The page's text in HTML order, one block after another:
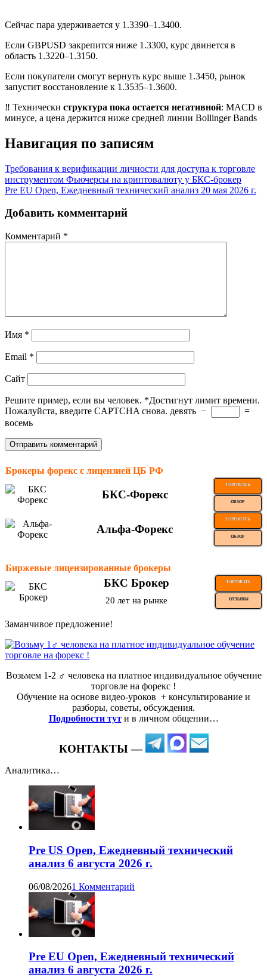
Сейчас пара удерживается у 1.3390–1.3400.
Если GBPUSD закрепится ниже 1.3300, курс двинется в
область 1.3220–1.3150.
Если покупатели смогут вернуть курс выше 1.3450, рынок
запустит восстановление к 1.3535–1.3600.
‼️ Технически структура пока остается негативной: MACD в
минусе, а цена держится ниже средней линии Bollinger Bands
Навигация по записям
Требования к верификации личности для доступа к торговле
инструментом Фьючерсы на криптовалюту у БКС-брокер
Pre EU Open, Ежедневный технический анализ 20 мая 2026 г.
Добавить комментарий
Комментарий *
Имя *
Email *
Сайт
Решите пример, если вы человек. *Достигнут лимит времени.
Пожалуйста, введите CAPTCHA снова. девять −
=
восемь
Брокеры форекс с лицензией ЦБ РФ
БКС-Форекс
ТОРГОВАТЬ
ОБЗОР
Альфа-Форекс
ТОРГОВАТЬ
ОБЗОР
Биржевые лицензированные брокеры
БКС Брокер ТОРГОВАТЬ
20 лет на рынке ОТЗЫВЫ
Заманчивое предложение!
Возьмем 1-2 ‍♂️ человека на платное индивидуальное обучение
торговле на форекс !
Обучение на основе видео-уроков ️ + консультирование и
разборы, советы, обсуждения.
Подробности тут и в личном общении…
КОНТАКТЫ —
Аналитика…
Pre US Open, Ежедневный технический
анализ 6 августа 2026 г.
06/08/20261 Комментарий
Pre EU Open, Ежедневный технический
анализ 6 августа 2026 г.